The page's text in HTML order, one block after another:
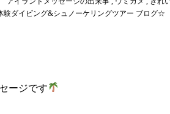
ダイビング&シュノーケリングツアー ブログ☆
ージです